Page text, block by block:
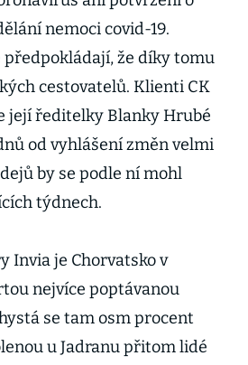
nemoci covid-19.
předpokládají, že díky tomu
cestovatelů. Klienti CK
její ředitelky Blanky Hrubé
od vyhlášení změn velmi
by se podle ní mohl
týdnech.
Invia je Chorvatsko v
nejvíce poptávanou
se tam osm procent
u Jadranu přitom lidé